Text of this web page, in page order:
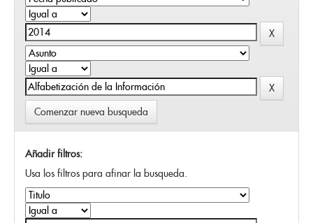
Comenzar nueva busqueda
Añadir filtros:
Usa los filtros para afinar la busqueda.